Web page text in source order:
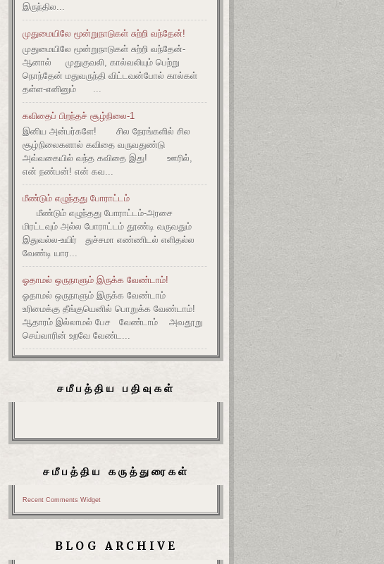
இருந்தில...
முதுமையிலே மூன்றுநாடுகள் சுற்றி வந்தேன்!
முதுமையிலே மூன்றுநாடுகள் சுற்றி வந்தேன்-
ஆனால் முதுகுவலி, கால்வலியும் பெற்று
நொந்தேன் மதுவருந்தி விட்டவன்போல் கால்கள்
தள்ள-எனினும் ...
கவிதைப் பிறந்தச் சூழ்நிலை-1
இனிய அன்பர்களே! சில நேரங்களில் சில
சூழ்நிலைகளால் கவிதை வருவதுண்டு
அவ்வகையில் வந்த கவிதை இது! ஊரில்,
என் நண்பன்! என் கவ...
மீண்டும் எழுந்தது போராட்டம்
மீண்டும் எழுந்தது போராட்டம்-அரசை
மிரட்டவும் அல்ல போராட்டம் தூண்டி வருவதும்
இதுவல்ல-உயிர் துச்சமா எண்ணிடல் எளிதல்ல
வேண்டி யார...
ஓதாமல் ஒருநாளும் இருக்க வேண்டாம்!
ஓதாமல் ஒருநாளும் இருக்க வேண்டாம்
உரிமைக்கு தீங்குயெனில் பொறுக்க வேண்டாம்!
ஆதாரம் இல்லாமல் பேச வேண்டாம் அவதூறு
செய்வாரின் உறவே வேண்ட...
சமீபத்திய பதிவுகள்
சமீபத்திய கருத்துரைகள்
Recent Comments Widget
BLOG ARCHIVE